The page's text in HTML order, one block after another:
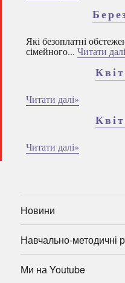
Які безоплатні
сімейного... Читати
Читати далі»
Читати далі»
Новини
Навчально-методичні
Ми на Youtube